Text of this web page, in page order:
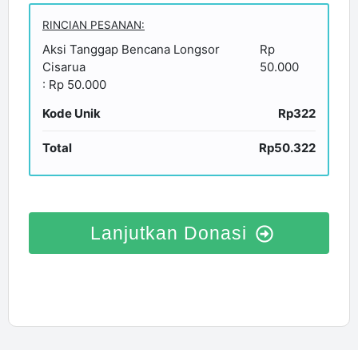
RINCIAN PESANAN:
Aksi Tanggap Bencana Longsor
Cisarua
: Rp 50.000
Rp
50.000
Kode Unik Rp322
Total Rp50.322
Lanjutkan Donasi